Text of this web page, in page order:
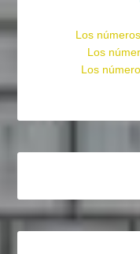
Los
Los
Los